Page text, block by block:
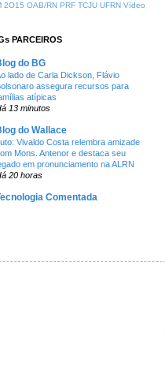
2O15 OAB/RN PRF TCJU UFRN Vídeo
PARCEIROS
do BG
lado de Carla Dickson, Flávio
assegura recursos para
atípicas
13 minutos
do Wallace
Luto: Vivaldo Costa relembra amizade
Mons. Antenor e destaca seu
em pronunciamento na ALRN
20 horas
Comentada